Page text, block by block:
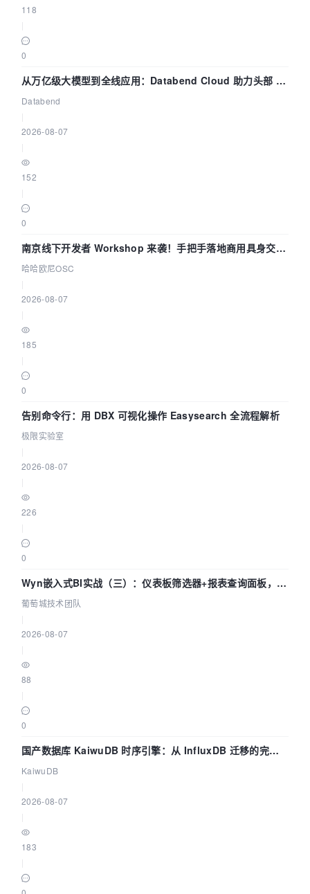
118
0
从万亿级大模型到全线应用：Databend Cloud 助力头部 AI
企业构建全链路 Trace 数据管道
Databend
2026-08-07
152
0
南京线下开发者 Workshop 来袭！手把手落地商用具身交互
智能 Agent 应用
哈哈欧尼OSC
2026-08-07
185
0
告别命令行：用 DBX 可视化操作 Easysearch 全流程解析
极限实验室
2026-08-07
226
0
Wyn嵌入式BI实战（三）：仪表板筛选器+报表查询面板，参
数联动全闭环
葡萄城技术团队
2026-08-07
88
0
国产数据库 KaiwuDB 时序引擎：从 InfluxDB 迁移的完整
技术路径
KaiwuDB
2026-08-07
183